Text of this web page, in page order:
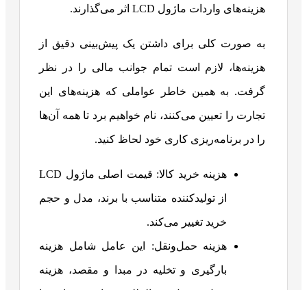
هزینه‌های واردات ماژول LCD اثر می‌گذارند.
به صورت کلی برای داشتن یک پیش‌بینی دقیق از
هزینه‌ها، لازم است تمام جوانب مالی را در نظر
گرفت. به همین خاطر عواملی که هزینه‌های این
تجارت را تعیین می‌کنند، نام خواهیم برد تا همه آن‌ها
را در برنامه‌ریزی کاری خود لحاظ کنید.
هزینه خرید کالا: قیمت اصلی ماژول LCD
از تولیدکننده متناسب با برند، مدل و حجم
خرید تغییر می‌کند.
هزینه حمل‌ونقل: این عامل شامل هزینه
بارگیری و تخلیه در مبدا و مقصد، هزینه